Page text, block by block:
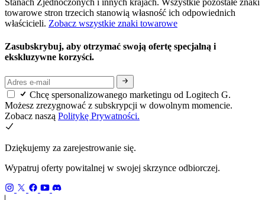
towarowe stron trzecich stanowią własność ich odpowiednich
właścicieli. Zobacz wszystkie znaki towarowe
Zasubskrybuj, aby otrzymać swoją ofertę specjalną i
ekskluzywne korzyści.
Chcę spersonalizowanego marketingu od Logitech G.
Możesz zrezygnować z subskrypcji w dowolnym momencie.
Zobacz naszą Politykę Prywatności.
Dziękujemy za zarejestrowanie się.
Wypatruj oferty powitalnej w swojej skrzynce odbiorczej.